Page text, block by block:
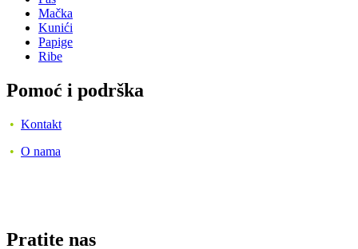
Mačka
Kunići
Papige
Ribe
Pomoć i podrška
• Kontakt
• O nama
Pratite nas